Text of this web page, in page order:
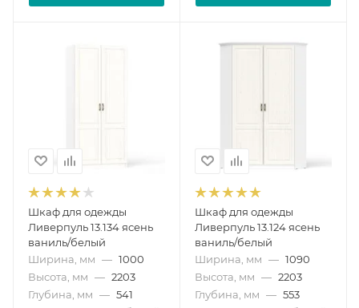
Шкаф для одежды
Ливерпуль 13.134 ясень
ваниль/белый
Ширина, мм — 1000
Высота, мм — 2203
Глубина, мм — 541
Шкаф для одежды
Ливерпуль 13.124 ясень
ваниль/белый
Ширина, мм — 1090
Высота, мм — 2203
Глубина, мм — 553